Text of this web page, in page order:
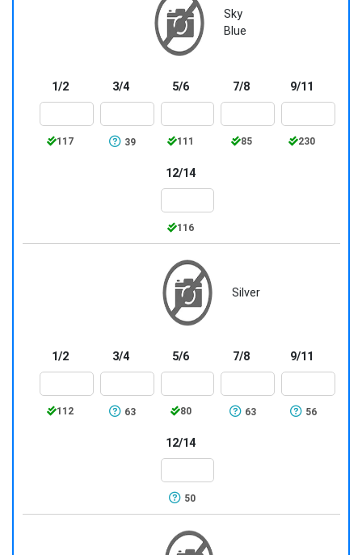
Sky
Blue
1/2
117
3/4
39
5/6
111
7/8
85
9/11
230
12/14
116
Silver
1/2
112
3/4
63
5/6
80
7/8
63
9/11
56
12/14
50